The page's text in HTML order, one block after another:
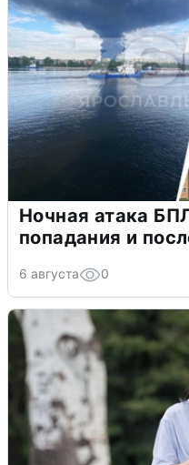
Ночная атака
попадания и
6 августа 0